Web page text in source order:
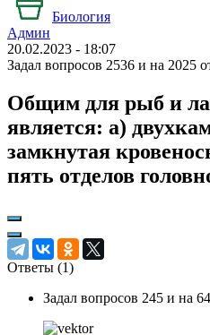
Биология
Админ
20.02.2023 - 18:07
Задал вопросов 2536 и на 2025
Общим для рыб и
является: а)
замкнутая
пять отделов
Ответы (1)
Задал вопросов 245 и на